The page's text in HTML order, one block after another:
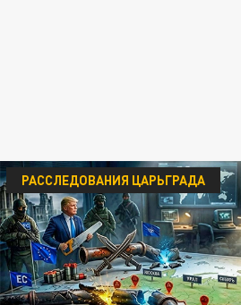
РАССЛЕДОВАНИЯ ЦАРЬГРАДА